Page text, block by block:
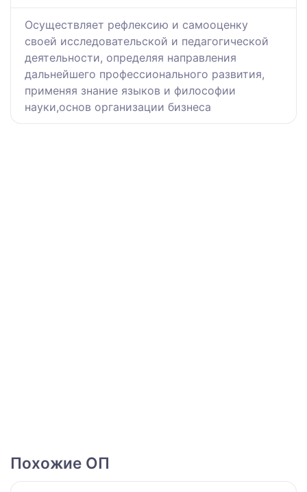
Осуществляет рефлексию и самооценку
своей исследовательской и педагогической
деятельности, определяя направления
дальнейшего профессионального развития,
применяя знание языков и философии
науки,основ организации бизнеса
Похожие ОП